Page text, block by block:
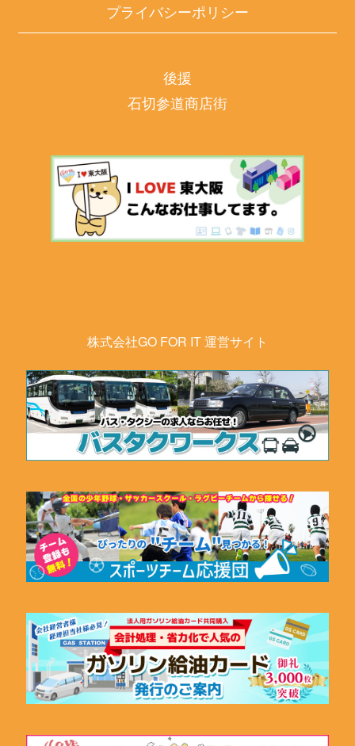
プライバシーポリシー
後援
石切参道商店街
株式会社GO FOR IT 運営サイト